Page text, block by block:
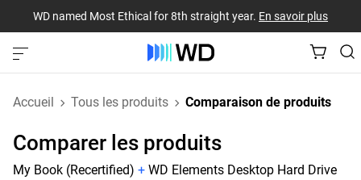
WD named Most Ethical for 8th straight year. En savoir plus
Accueil Tous les produits Comparaison de produits
Comparer les produits
My Book (Recertified) + WD Elements Desktop Hard Drive